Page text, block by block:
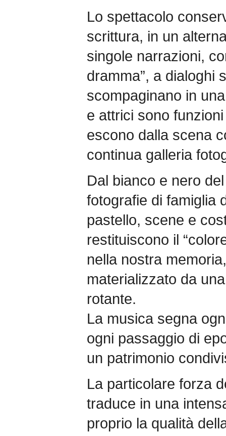
Lo spettacolo
scrittura, in un
singole narrazioni,
dramma”, a dialoghi
scompaginano in
e attrici sono
escono dalla scena
continua galleria
Dal bianco e nero
fotografie di famiglia
pastello, scene e
restituiscono il
nella nostra
materializzato da
rotante.
La musica segna
ogni passaggio di
un patrimonio
La particolare forza
traduce in una
proprio la qualità